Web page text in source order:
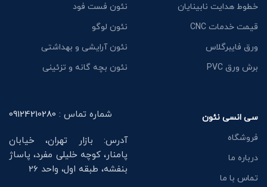
خطوط هدایت نابینایان
قیمت خدمات CNC
ورق فایبرگلاس
برش ورق PVC
نئون فست فود
نئون لوگو
نئون آرایشی و بهداشتی
نئون بچه گانه و تزئینی
سی انسی نئون
فروشگاه
درباره ما
تماس با ما
شماره تماس : 09124210280
آدرس: بازار تهران، خیابان
پامنار، کوچه خلیلی مفرد، پاساژ
بنفشه، طبقه اول، واحد 26